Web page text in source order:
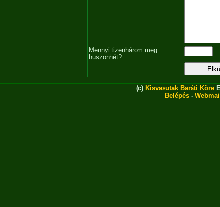
Mennyi tizenhárom meg
huszonhét?
(c) Kisvasutak Baráti Köre
Belépés -